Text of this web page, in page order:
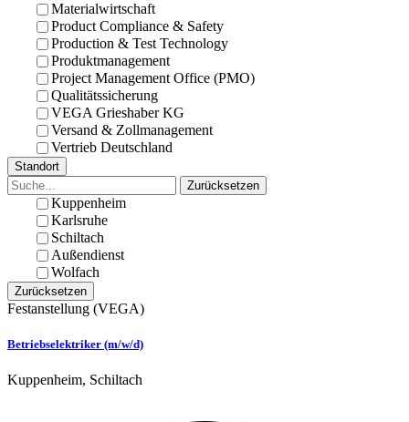
Materialwirtschaft
Product Compliance & Safety
Production & Test Technology
Produktmanagement
Project Management Office (PMO)
Qualitätssicherung
VEGA Grieshaber KG
Versand & Zollmanagement
Vertrieb Deutschland
Standort
Zurücksetzen
Kuppenheim
Karlsruhe
Schiltach
Außendienst
Wolfach
Zurücksetzen
Festanstellung (VEGA)
Betriebselektriker (m/w/d)
Kuppenheim, Schiltach